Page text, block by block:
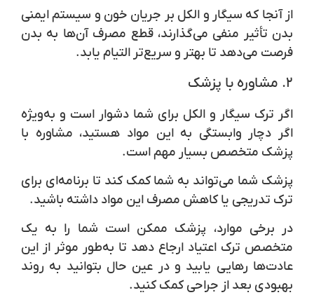
از آنجا که سیگار و الکل بر جریان خون و سیستم ایمنی
بدن تأثیر منفی می‌گذارند، قطع مصرف آن‌ها به بدن
فرصت می‌دهد تا بهتر و سریع‌تر التیام یابد.
۲. مشاوره با پزشک
اگر ترک سیگار و الکل برای شما دشوار است و به‌ویژه
اگر دچار وابستگی به این مواد هستید، مشاوره با
پزشک متخصص بسیار مهم است.
پزشک شما می‌تواند به شما کمک کند تا برنامه‌ای برای
ترک تدریجی یا کاهش مصرف این مواد داشته باشید.
در برخی موارد، پزشک ممکن است شما را به یک
متخصص ترک اعتیاد ارجاع دهد تا به‌طور موثر از این
عادت‌ها رهایی یابید و در عین حال بتوانید به روند
بهبودی بعد از جراحی کمک کنید.